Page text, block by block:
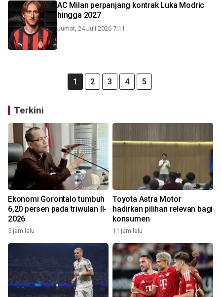
AC Milan perpanjang kontrak Luka Modric
hingga 2027
Jumat, 24 Juli 2026 7:11
1 2 3 4 5
Terkini
Ekonomi Gorontalo tumbuh
6,20 persen pada triwulan II-
2026
5 jam lalu
Toyota Astra Motor
hadirkan pilihan relevan bagi
konsumen
11 jam lalu